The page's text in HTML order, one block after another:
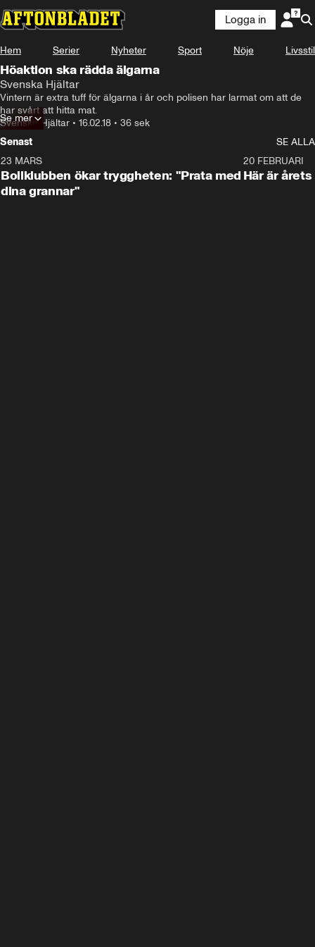
Logga in
Hem Serier Nyheter Sport Nöje Livsstil
Höaktion ska rädda älgarna
Svenska Hjältar
Vintern är extra tuff för älgarna i år och polisen har larmat om att de
har svårt att hitta mat.
Svenska Hjältar • 16.02.18 • 36 sek
Se mer
Senast
SE ALLA
23 MARS
Bollklubben ökar tryggheten: "Prata med
dina grannar"
20 FEBRUARI
Här är